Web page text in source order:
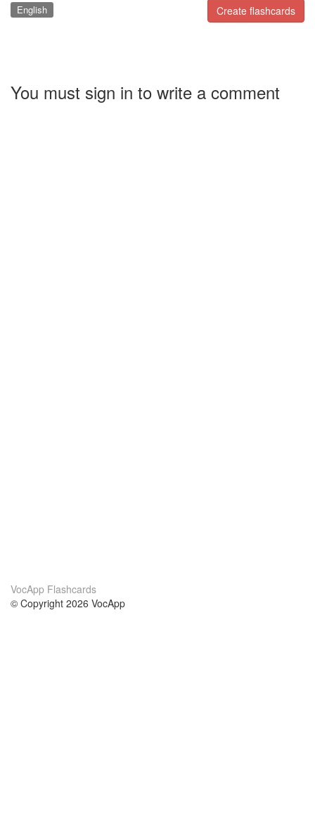
Create flashcards
English
You must sign in to write a comment
VocApp Flashcards
© Copyright 2026 VocApp